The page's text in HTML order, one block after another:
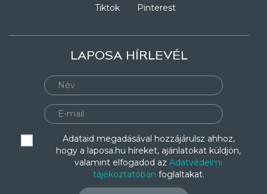
Tiktok Pinterest
LAPOSA HÍRLEVÉL
Adataid megadásával hozzájárulsz ahhoz,
hogy a laposa.hu híreket, ajánlatokat küldjön,
valamint elfogadod az Adatvédelmi
tájékoztatóban foglaltakat.